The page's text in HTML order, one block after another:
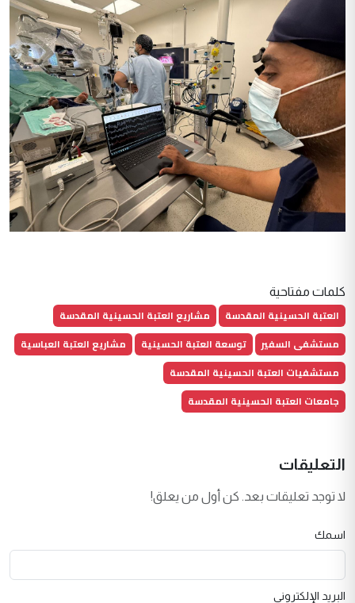
كلمات مفتاحية
العتبة الحسينية المقدسة
مشاريع العتبة الحسينية المقدسة
مستشفى السفير
توسعة العتبة الحسينية
مشاريع العتبة العباسية
مستشفيات العتبة الحسينية المقدسة
جامعات العتبة الحسينية المقدسة
التعليقات
لا توجد تعليقات بعد. كن أول من يعلق!
اسمك
البريد الإلكتروني